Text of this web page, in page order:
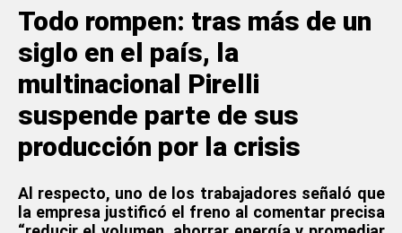
Todo rompen: tras más de un
siglo en el país, la
multinacional Pirelli
suspende parte de sus
producción por la crisis
Al respecto, uno de los trabajadores señaló que
la empresa justificó el freno al comentar precisa